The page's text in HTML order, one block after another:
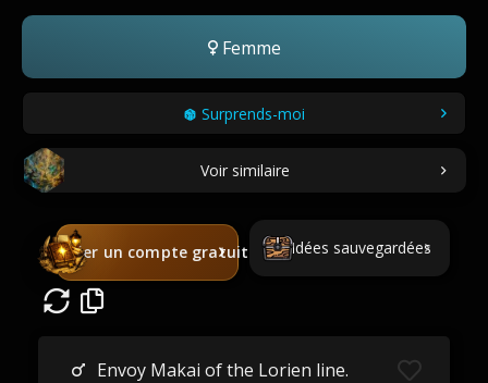
Femme
Surprends-moi
Voir similaire
Créer un compte gratuit Idées sauvegardées
Envoy Makai of the Lorien line.